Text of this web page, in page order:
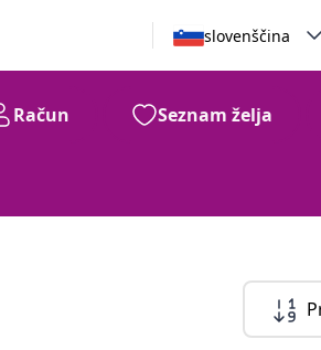
slovenščina
Račun Seznam želja